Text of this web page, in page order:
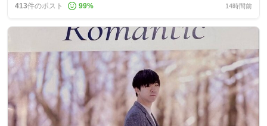
413件のポスト 99% 14時間前